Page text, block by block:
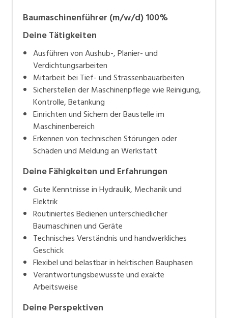
Baumaschinenführer (m/w/d) 100%
Deine Tätigkeiten
Ausführen von Aushub-, Planier- und
Verdichtungsarbeiten
Mitarbeit bei Tief- und Strassenbauarbeiten
Sicherstellen der Maschinenpflege wie Reinigung,
Kontrolle, Betankung
Einrichten und Sichern der Baustelle im
Maschinenbereich
Erkennen von technischen Störungen oder
Schäden und Meldung an Werkstatt
Deine Fähigkeiten und Erfahrungen
Gute Kenntnisse in Hydraulik, Mechanik und
Elektrik
Routiniertes Bedienen unterschiedlicher
Baumaschinen und Geräte
Technisches Verständnis und handwerkliches
Geschick
Flexibel und belastbar in hektischen Bauphasen
Verantwortungsbewusste und exakte
Arbeitsweise
Deine Perspektiven